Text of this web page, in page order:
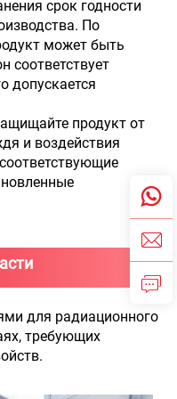
срок годности
По
может быть
соответствует
допускается
продукт от
и воздействия
для радиационного
требующих